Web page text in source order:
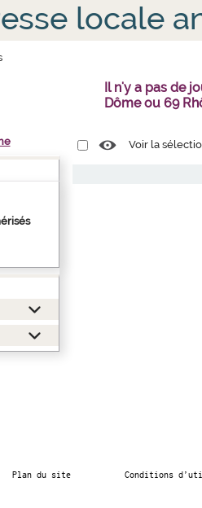
locale
Il n'y a pas de
Dôme ou 69
Voir la
Plan du site Conditions